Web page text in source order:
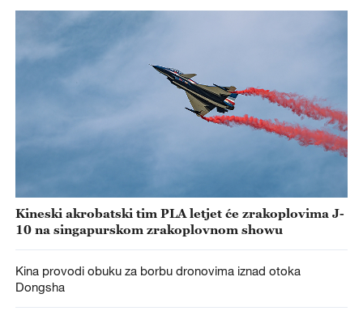
Kineski akrobatski tim PLA letjet će zrakoplovima J-
10 na singapurskom zrakoplovnom showu
Kina provodi obuku za borbu dronovima iznad otoka
Dongsha